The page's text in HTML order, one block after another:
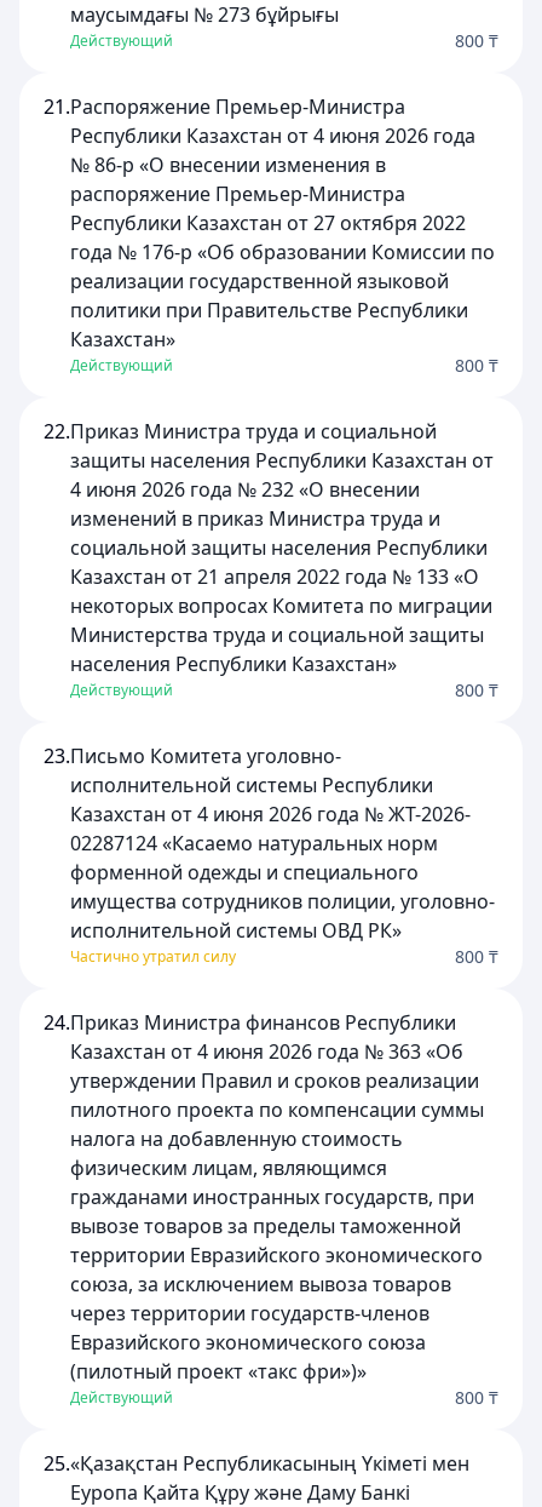
маусымдағы № 273 бұйрығы
Действующий 800 ₸
21.Распоряжение Премьер-Министра
Республики Казахстан от 4 июня 2026 года
№ 86-р «О внесении изменения в
распоряжение Премьер-Министра
Республики Казахстан от 27 октября 2022
года № 176-р «Об образовании Комиссии по
реализации государственной языковой
политики при Правительстве Республики
Казахстан»
Действующий 800 ₸
22.Приказ Министра труда и социальной
защиты населения Республики Казахстан от
4 июня 2026 года № 232 «О внесении
изменений в приказ Министра труда и
социальной защиты населения Республики
Казахстан от 21 апреля 2022 года № 133 «О
некоторых вопросах Комитета по миграции
Министерства труда и социальной защиты
населения Республики Казахстан»
Действующий 800 ₸
23.Письмо Комитета уголовно-
исполнительной системы Республики
Казахстан от 4 июня 2026 года № ЖТ-2026-
02287124 «Касаемо натуральных норм
форменной одежды и специального
имущества сотрудников полиции, уголовно-
исполнительной системы ОВД РК»
Частично утратил силу 800 ₸
24.Приказ Министра финансов Республики
Казахстан от 4 июня 2026 года № 363 «Об
утверждении Правил и сроков реализации
пилотного проекта по компенсации суммы
налога на добавленную стоимость
физическим лицам, являющимся
гражданами иностранных государств, при
вывозе товаров за пределы таможенной
территории Евразийского экономического
союза, за исключением вывоза товаров
через территории государств-членов
Евразийского экономического союза
(пилотный проект «такс фри»)»
Действующий 800 ₸
25.«Қазақстан Республикасының Үкіметі мен
Еуропа Қайта Құру және Даму Банкі